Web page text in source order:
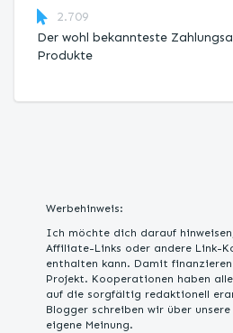
2.709
Der wohl bekannteste
Produkte
Werbehinweis:
Ich möchte dich darauf
Affiliate-Links oder andere Link-
enthalten kann. Damit
Projekt. Kooperationen haben
auf die sorgfältig redaktionell
Blogger schreiben wir über
eigene Meinung.